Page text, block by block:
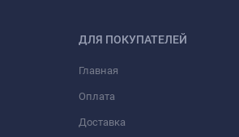
ДЛЯ ПОКУПАТЕЛЕЙ
Главная
Оплата
Доставка